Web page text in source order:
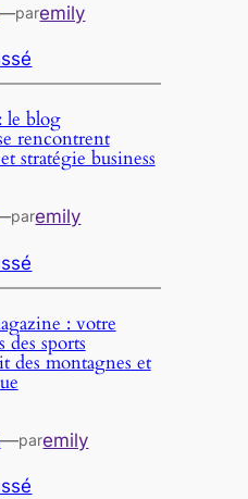
paremily
le blog
rencontrent
stratégie business
paremily
: votre
des sports
des montagnes et
—paremily